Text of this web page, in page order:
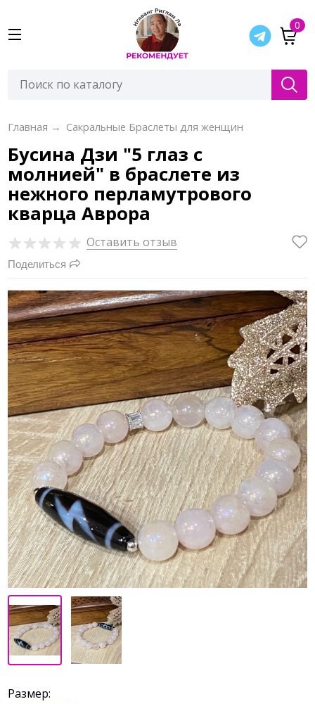
0
Главная → Сакральные Браслеты для женщин
Бусина Дзи "5 глаз с
молнией" в браслете из
нежного перламутрового
кварца Аврора
Оставить отзыв
Поделиться
Размер: